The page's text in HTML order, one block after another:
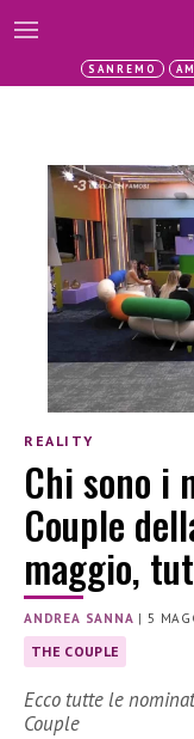
SANREMO
REALITY
Chi sono i
Couple
maggio,
ANDREA SANNA |5
THE COUPLE
Ecco tutte le
Couple